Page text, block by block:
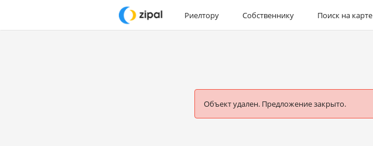
Риелтору Собственнику Поиск на карте
Объект удален. Предложение закрыто.